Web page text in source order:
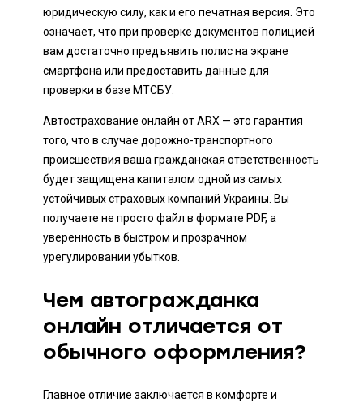
юридическую силу, как и его печатная версия. Это
означает, что при проверке документов полицией
вам достаточно предъявить полис на экране
смартфона или предоставить данные для
проверки в базе МТСБУ.
Автострахование онлайн от ARX — это гарантия
того, что в случае дорожно-транспортного
происшествия ваша гражданская ответственность
будет защищена капиталом одной из самых
устойчивых страховых компаний Украины. Вы
получаете не просто файл в формате PDF, а
уверенность в быстром и прозрачном
урегулировании убытков.
Чем автогражданка
онлайн отличается от
обычного оформления?
Главное отличие заключается в комфорте и